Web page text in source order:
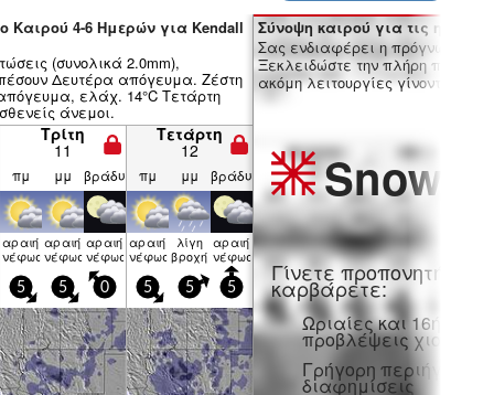
Καιρού 4-6 Ημερών για Kendall
(συνολικά 2.0mm),
Δευτέρα απόγευμα. Ζέστη
ελάχ. 14°C Τετάρτη
άνεμοι.
Τρίτη
11
Τετάρτη
12
πμ μμ βράδυ πμ μμ βράδυ
αραιή
νέφωση
αραιή
νέφωση
αραιή
νέφωση
αραιή
νέφωση
λίγη
βροχή
αραιή
νέφωση
5 5 0 5 5 5
Σύνοψη καιρού για τις ημέρες
Σας ενδιαφέρει η πρόγνωση 16
Ξεκλειδώστε την πλήρη
ακόμη λειτουργίες γίνοντας
Snow
Γίνετε προπονητή και
καρβάρετε:
Ωριαίες και
προβλέψεις χιονιού
Γρήγορη περιήγηση
διαφημίσεις